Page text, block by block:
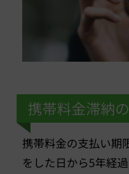
携帯料金滞納
携帯料金の支払い期
をした日から5年経